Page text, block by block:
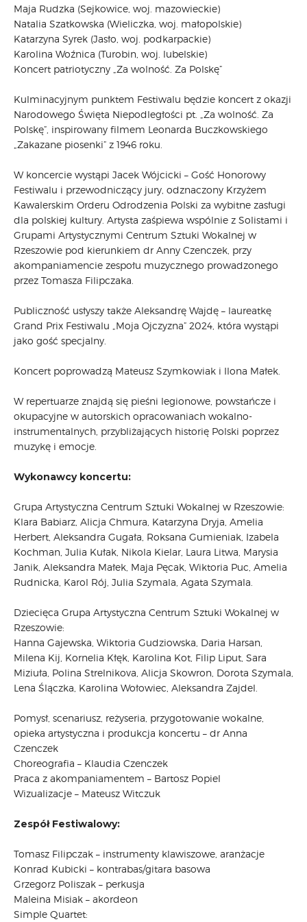
Maja Rudzka (Sejkowice, woj. mazowieckie)
Natalia Szatkowska (Wieliczka, woj. małopolskie)
Katarzyna Syrek (Jasło, woj. podkarpackie)
Karolina Woźnica (Turobin, woj. lubelskie)
Koncert patriotyczny „Za wolność. Za Polskę”
Kulminacyjnym punktem Festiwalu będzie koncert z okazji
Narodowego Święta Niepodległości pt. „Za wolność. Za
Polskę”, inspirowany filmem Leonarda Buczkowskiego
„Zakazane piosenki” z 1946 roku.
W koncercie wystąpi Jacek Wójcicki – Gość Honorowy
Festiwalu i przewodniczący jury, odznaczony Krzyżem
Kawalerskim Orderu Odrodzenia Polski za wybitne zasługi
dla polskiej kultury. Artysta zaśpiewa wspólnie z Solistami i
Grupami Artystycznymi Centrum Sztuki Wokalnej w
Rzeszowie pod kierunkiem dr Anny Czenczek, przy
akompaniamencie zespołu muzycznego prowadzonego
przez Tomasza Filipczaka.
Publiczność usłyszy także Aleksandrę Wajdę – laureatkę
Grand Prix Festiwalu „Moja Ojczyzna” 2024, która wystąpi
jako gość specjalny.
Koncert poprowadzą Mateusz Szymkowiak i Ilona Małek.
W repertuarze znajdą się pieśni legionowe, powstańcze i
okupacyjne w autorskich opracowaniach wokalno-
instrumentalnych, przybliżających historię Polski poprzez
muzykę i emocje.
Wykonawcy koncertu:
Grupa Artystyczna Centrum Sztuki Wokalnej w Rzeszowie:
Klara Babiarz, Alicja Chmura, Katarzyna Dryja, Amelia
Herbert, Aleksandra Gugała, Roksana Gumieniak, Izabela
Kochman, Julia Kułak, Nikola Kielar, Laura Litwa, Marysia
Janik, Aleksandra Małek, Maja Pęcak, Wiktoria Puc, Amelia
Rudnicka, Karol Rój, Julia Szymala, Agata Szymala.
Dziecięca Grupa Artystyczna Centrum Sztuki Wokalnej w
Rzeszowie:
Hanna Gajewska, Wiktoria Gudziowska, Daria Harsan,
Milena Kij, Kornelia Kłęk, Karolina Kot, Filip Liput, Sara
Miziuła, Polina Strelnikova, Alicja Skowron, Dorota Szymala,
Lena Ślączka, Karolina Wołowiec, Aleksandra Zajdel.
Pomysł, scenariusz, reżyseria, przygotowanie wokalne,
opieka artystyczna i produkcja koncertu – dr Anna
Czenczek
Choreografia – Klaudia Czenczek
Praca z akompaniamentem – Bartosz Popiel
Wizualizacje – Mateusz Witczuk
Zespół Festiwalowy:
Tomasz Filipczak – instrumenty klawiszowe, aranżacje
Konrad Kubicki – kontrabas/gitara basowa
Grzegorz Poliszak – perkusja
Maleina Misiak – akordeon
Simple Quartet: